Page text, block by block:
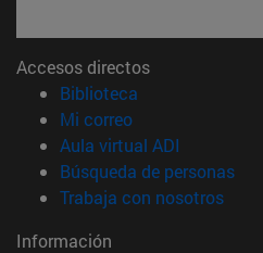
Accesos directos
Biblioteca
Mi correo(abre en nueva
Aula virtual ADI
Búsqueda de personas
Trabaja con nosotros
Información